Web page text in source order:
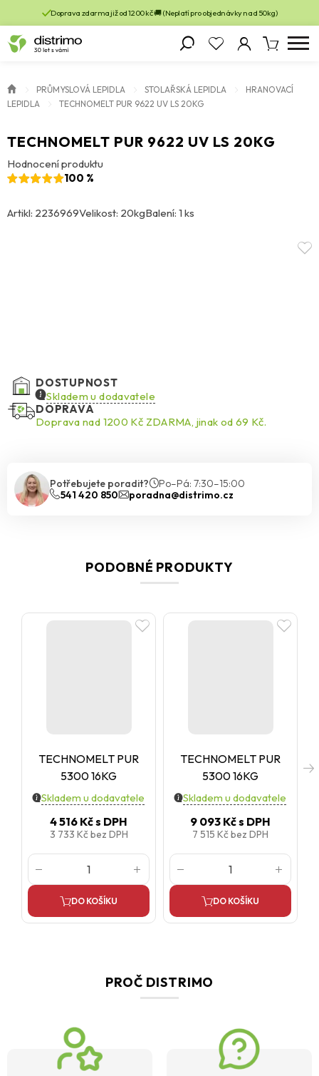
Doprava zdarma již od 1200 kč 🚚 (Neplatí pro objednávky nad 50kg)
PRŮMYSLOVÁ LEPIDLA STOLAŘSKÁ LEPIDLA
HRANOVACÍ
LEPIDLA
TECHNOMELT PUR 9622 UV LS 20KG
TECHNOMELT PUR 9622 UV LS 20KG
Hodnocení produktu
100 %
Artikl: 2236969Velikost: 20kgBalení: 1 ks
DOSTUPNOST
Skladem u dodavatele
DOPRAVA
Doprava nad 1200 Kč ZDARMA, jinak od 69 Kč.
Potřebujete poradit?
Po–Pá: 7:30–15:00
541 420 850
poradna@distrimo.cz
PODOBNÉ PRODUKTY
TECHNOMELT PUR
5300 16KG
Skladem u dodavatele
4 516 Kčs DPH
3 733 Kčbez DPH
DO KOŠÍKU
TECHNOMELT PUR
5300 16KG
Skladem u dodavatele
9 093 Kčs DPH
7 515 Kčbez DPH
DO KOŠÍKU
PROČ DISTRIMO